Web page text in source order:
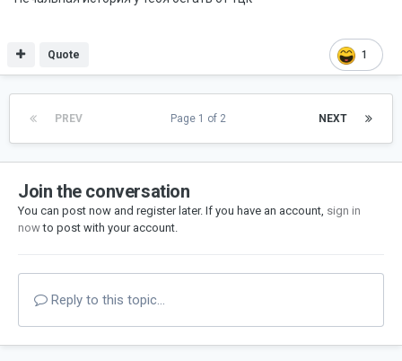
1
Quote
PREV NEXT
Page 1 of 2
Join the conversation
You can post now and register later. If you have an account, sign in
nowto post with your account.
Reply to this topic...